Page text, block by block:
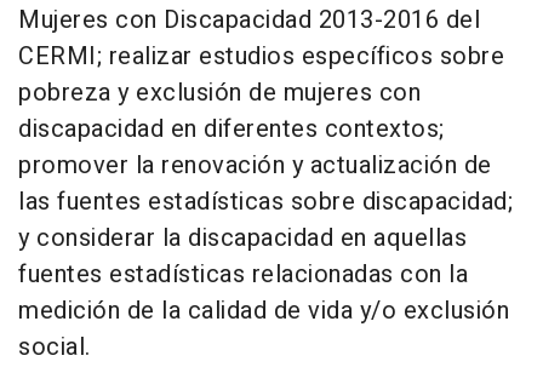
Mujeres con Discapacidad 2013-2016 del
CERMI; realizar estudios específicos sobre
pobreza y exclusión de mujeres con
discapacidad en diferentes contextos;
promover la renovación y actualización de
las fuentes estadísticas sobre discapacidad;
y considerar la discapacidad en aquellas
fuentes estadísticas relacionadas con la
medición de la calidad de vida y/o exclusión
social.